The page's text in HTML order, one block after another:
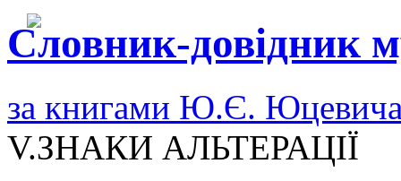
Словник-довідник
за книгами Ю.Є.
V.ЗНАКИ АЛЬТЕРАЦІЇ